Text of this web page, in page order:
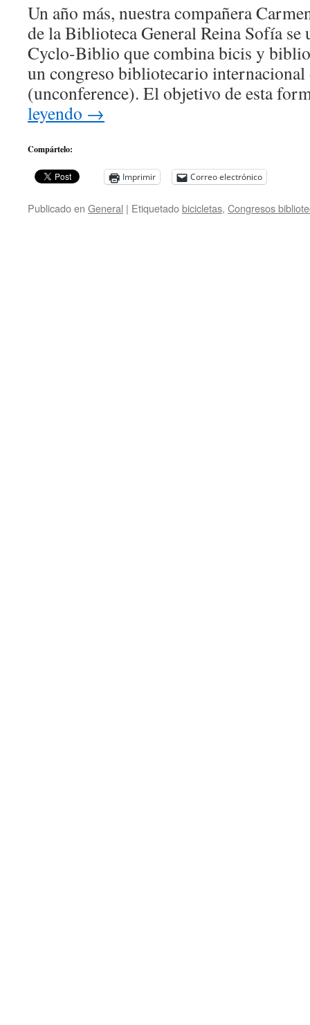
Un año más, nuestra compañera
de la Biblioteca General Reina Sofía
Cyclo-Biblio que combina bicis y
un congreso bibliotecario internacional
(unconference). El objetivo de esta
leyendo →
Compártelo:
Imprimir Correo electrónico
Publicado en General | Etiquetadobicicletas, Congresos